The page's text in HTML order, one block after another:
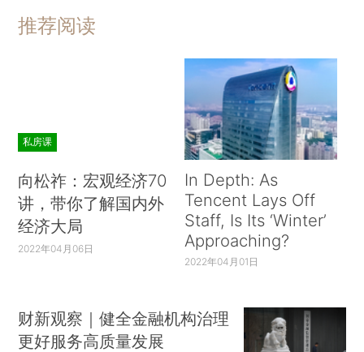
推荐阅读
私房课
向松祚：宏观经济70
讲，带你了解国内外
经济大局
2022年04月06日
In Depth: As
Tencent Lays Off
Staff, Is Its ‘Winter’
Approaching?
2022年04月01日
财新观察｜健全金融机构治理
更好服务高质量发展